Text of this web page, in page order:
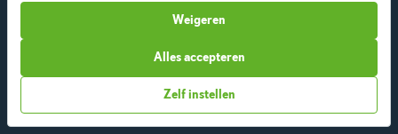
Zelf instellen
Weigeren
Alles accepteren